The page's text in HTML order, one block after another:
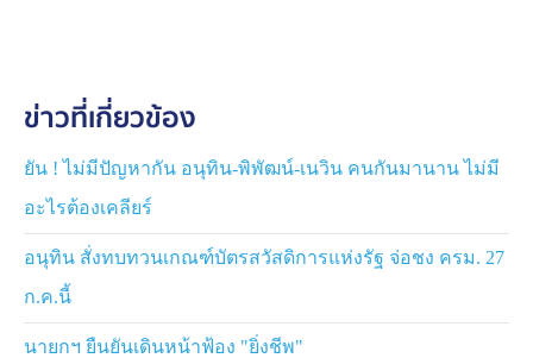
ข่าวที่เกี่ยวข้อง
ยัน ! ไม่มีปัญหากัน อนุทิน-พิพัฒน์-เนวิน คนกันมานาน ไม่มี
อะไรต้องเคลียร์
อนุทิน สั่งทบทวนเกณฑ์บัตรสวัสดิการแห่งรัฐ จ่อชง ครม. 27
ก.ค.นี้
นายกฯ ยืนยันเดินหน้าฟ้อง "ยิ่งชีพ"